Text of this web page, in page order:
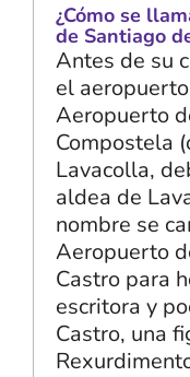
¿Cómo se
de Santiago
Antes de su
el
Aeropuerto
Compostela
Lavacolla,
aldea de
nombre se
Aeropuerto
Castro para
escritora y
Castro, una